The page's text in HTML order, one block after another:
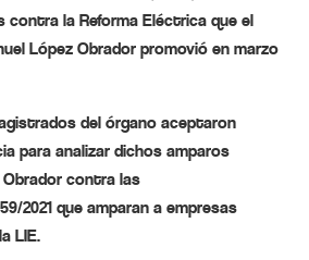
contra la Reforma Eléctrica que el
López Obrador promovió en marzo
del órgano aceptaron
para analizar dichos amparos
contra las
2021 que amparan a empresas
LIE.